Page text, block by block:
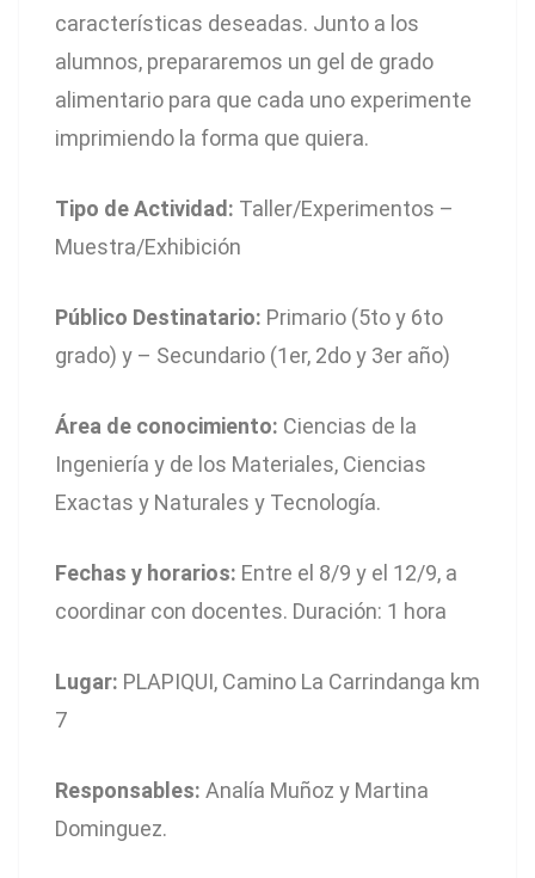
características deseadas. Junto a los
alumnos, prepararemos un gel de grado
alimentario para que cada uno experimente
imprimiendo la forma que quiera.
Tipo de Actividad: Taller/Experimentos –
Muestra/Exhibición
Público Destinatario: Primario (5to y 6to
grado) y – Secundario (1er, 2do y 3er año)
Área de conocimiento: Ciencias de la
Ingeniería y de los Materiales, Ciencias
Exactas y Naturales y Tecnología.
Fechas y horarios: Entre el 8/9 y el 12/9, a
coordinar con docentes. Duración: 1 hora
Lugar: PLAPIQUI, Camino La Carrindanga km
7
Responsables: Analía Muñoz y Martina
Dominguez.